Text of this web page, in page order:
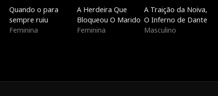
Quando o para
sempre ruiu
Feminina
A Herdeira Que
Bloqueou O Marido
Feminina
A Traição da Noiva,
O Inferno de Dante
Masculino